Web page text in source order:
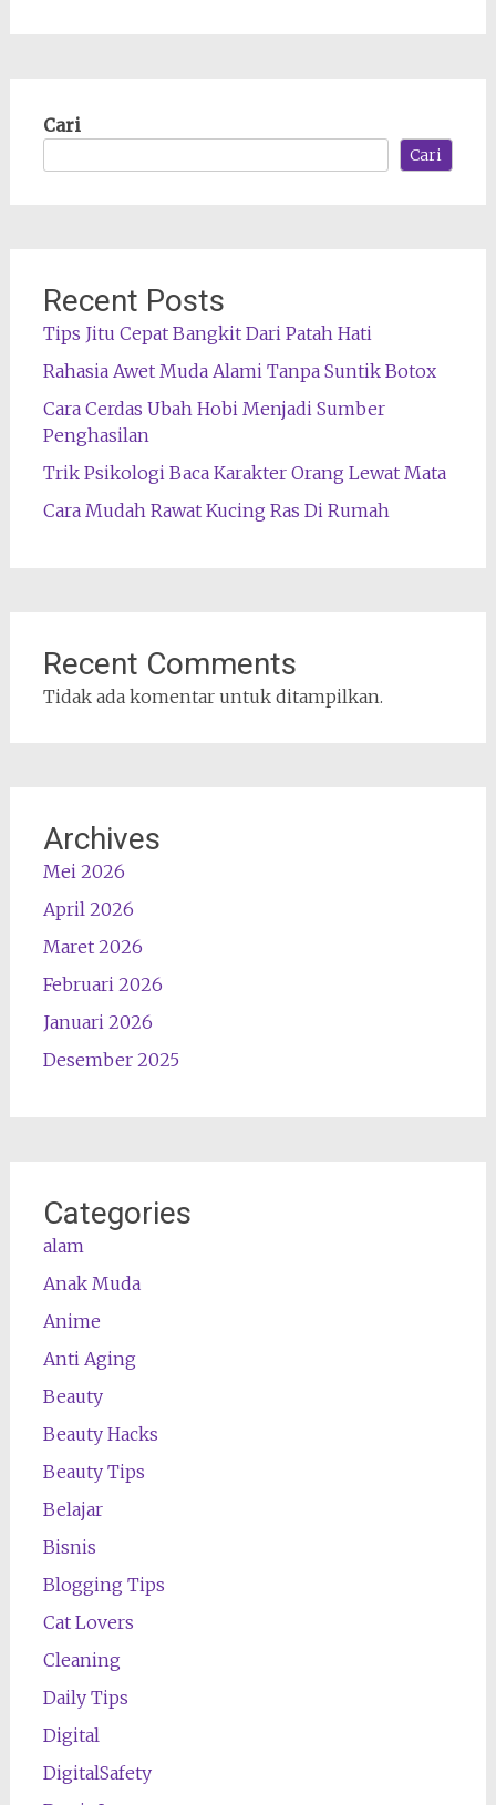
Cari
Cari
Recent Posts
Tips Jitu Cepat Bangkit Dari Patah Hati
Rahasia Awet Muda Alami Tanpa Suntik Botox
Cara Cerdas Ubah Hobi Menjadi Sumber
Penghasilan
Trik Psikologi Baca Karakter Orang Lewat Mata
Cara Mudah Rawat Kucing Ras Di Rumah
Recent Comments
Tidak ada komentar untuk ditampilkan.
Archives
Mei 2026
April 2026
Maret 2026
Februari 2026
Januari 2026
Desember 2025
Categories
alam
Anak Muda
Anime
Anti Aging
Beauty
Beauty Hacks
Beauty Tips
Belajar
Bisnis
Blogging Tips
Cat Lovers
Cleaning
Daily Tips
Digital
DigitalSafety